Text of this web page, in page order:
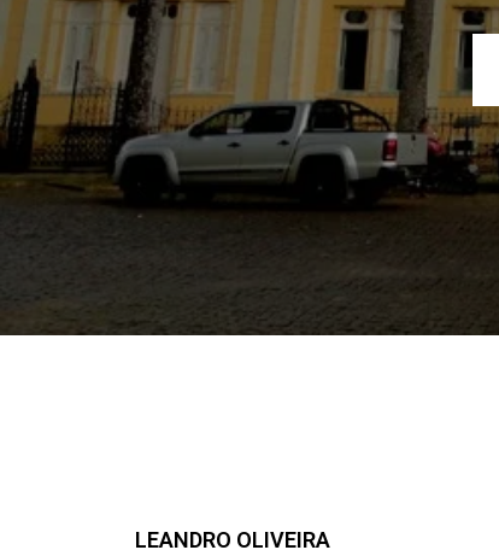
LEANDRO OLIVEIRA